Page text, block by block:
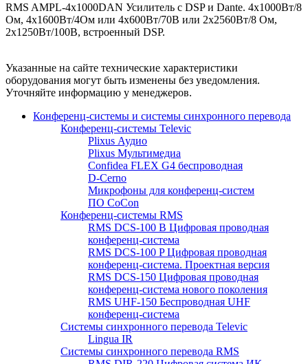
RMS AMPL-4x1000DAN Усилитель с DSP и Dante. 4х1000Вт/8
Ом, 4х1600Вт/4Ом или 4х600Вт/70В или 2x2560Вт/8 Ом,
2x1250Вт/100В, встроенный DSP.
Указанные на сайте технические характеристики
оборудования могут быть изменены без уведомления.
Уточняйте информацию у менеджеров.
Конференц-системы и системы синхронного перевода
Конференц-системы Televic
Plixus Аудио
Plixus Мультимедиа
Confidea FLEX G4 беспроводная
D-Cerno
Микрофоны для конференц-систем
ПО CoCon
Конференц-системы RMS
RMS DCS-100 B Цифровая проводная
конференц-система
RMS DCS-100 P Цифровая проводная
конференц-система. Проектная версия
RMS DCS-150 Цифровая проводная
конференц-система нового поколения
RMS UHF-150 Беспроводная UHF
конференц-система
Системы синхронного перевода Televic
Lingua IR
Системы синхронного перевода RMS